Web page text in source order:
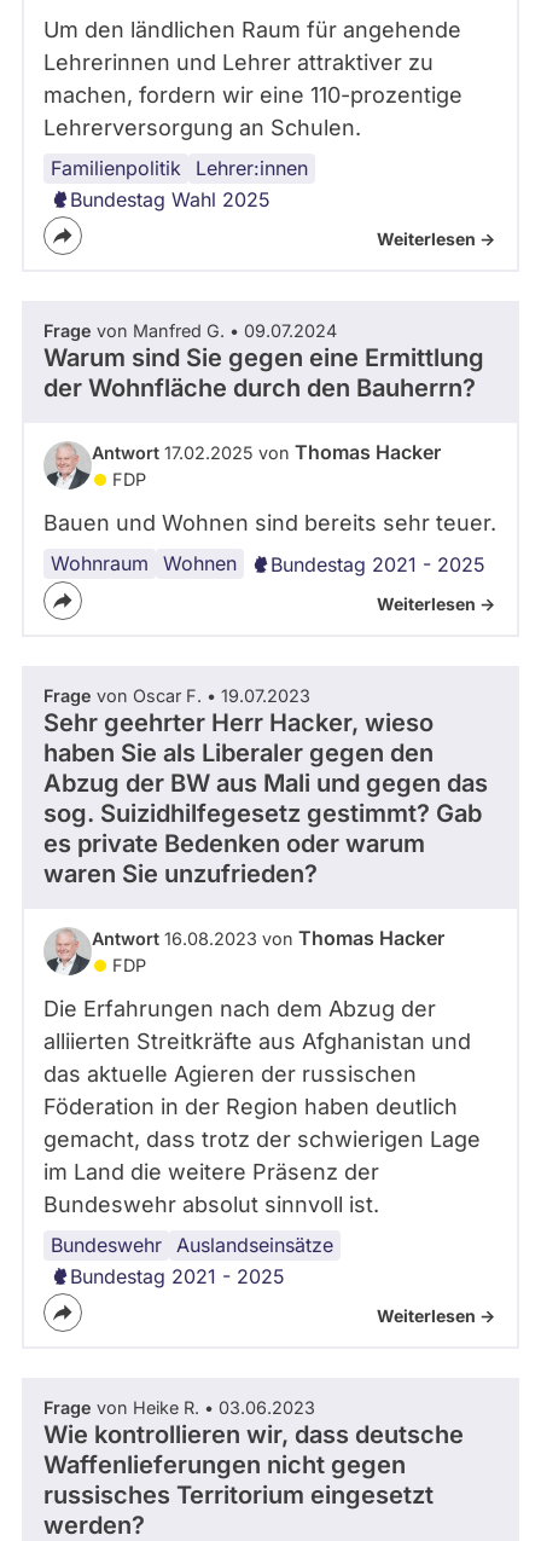
Um den ländlichen Raum für angehende
Lehrerinnen und Lehrer attraktiver zu
machen, fordern wir eine 110-prozentige
Lehrerversorgung an Schulen.
Familienpolitik Lehrer:innen
Bildungspolitik
Bundestag Wahl 2025
Weiterlesen ->
Frage von Manfred G. • 09.07.2024
Warum sind Sie gegen eine Ermittlung
der Wohnfläche durch den Bauherrn?
Antwort 17.02.2025 von Thomas Hacker
FDP
Bauen und Wohnen sind bereits sehr teuer.
Wohnraum Wohnen
Bauplanung Bundestag 2021 - 2025
Weiterlesen ->
Frage von Oscar F. • 19.07.2023
Sehr geehrter Herr Hacker, wieso
haben Sie als Liberaler gegen den
Abzug der BW aus Mali und gegen das
sog. Suizidhilfegesetz gestimmt? Gab
es private Bedenken oder warum
waren Sie unzufrieden?
Antwort 16.08.2023 von Thomas Hacker
FDP
Die Erfahrungen nach dem Abzug der
alliierten Streitkräfte aus Afghanistan und
das aktuelle Agieren der russischen
Föderation in der Region haben deutlich
gemacht, dass trotz der schwierigen Lage
im Land die weitere Präsenz der
Bundeswehr absolut sinnvoll ist.
Bundeswehr Auslandseinsätze
Sterbehilfe
Abstimmungsverhalten
Bundestag 2021 - 2025
Weiterlesen ->
Frage von Heike R. • 03.06.2023
Wie kontrollieren wir, dass deutsche
Waffenlieferungen nicht gegen
russisches Territorium eingesetzt
werden?